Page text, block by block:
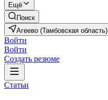
Ещё
Поиск
Агеево (Тамбовская область)
Войти
Войти
Создать резюме
Статьи